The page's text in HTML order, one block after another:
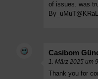
of issues. was
Casibom
1. März 2025 um
Thank you for